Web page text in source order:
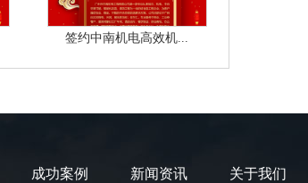
签约中南机电高效机...
成功案例 新闻资讯 关于我们